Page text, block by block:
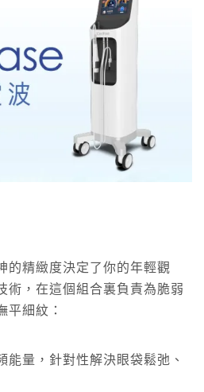
的精緻度決定了你的年輕觀
術，在這個組合裏負責為脆弱
平細紋：
能量，針對性解決眼袋鬆弛、